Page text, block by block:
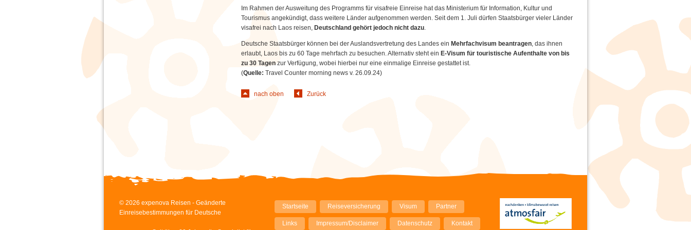
Im Rahmen der Ausweitung des Programms für visafreie Einreise hat das Ministerium für Information, Kultur und
Tourismus angekündigt, dass weitere Länder aufgenommen werden. Seit dem 1. Juli dürfen Staatsbürger vieler Länder
visafrei nach Laos reisen, Deutschland gehört jedoch nicht dazu.
Deutsche Staatsbürger können bei der Auslandsvertretung des Landes ein Mehrfachvisum beantragen, das ihnen
erlaubt, Laos bis zu 60 Tage mehrfach zu besuchen. Alternativ steht ein E-Visum für touristische Aufenthalte von bis
zu 30 Tagen zur Verfügung, wobei hierbei nur eine einmalige Einreise gestattet ist.
(Quelle: Travel Counter morning news v. 26.09.24)
nach oben Zurück
© 2026 expenova Reisen - Geänderte
Einreisebestimmungen für Deutsche
Navigation
überspringen
Startseite Reiseversicherung Visum Partner
Links Impressum/Disclaimer Datenschutz Kontakt